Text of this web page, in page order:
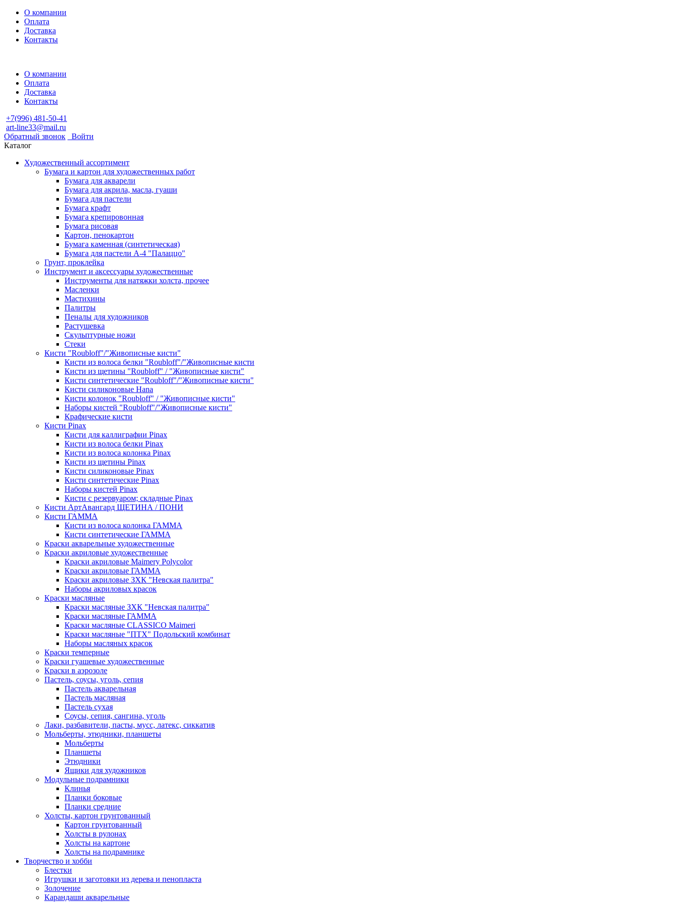
О компании
Оплата
Доставка
Контакты
О компании
Оплата
Доставка
Контакты
+7(996) 481-50-41
art-line33@mail.ru
Обратный звонок
Войти
Каталог
Художественный ассортимент
Бумага и картон для художественных работ
Бумага для акварели
Бумага для акрила, масла, гуаши
Бумага для пастели
Бумага крафт
Бумага крепировонная
Бумага рисовая
Картон, пенокартон
Бумага каменная (синтетическая)
Бумага для пастели А-4 "Палаццо"
Грунт, проклейка
Инструмент и аксессуары художественные
Инструменты для натяжки холста, прочее
Масленки
Мастихины
Палитры
Пеналы для художников
Растушевка
Скульптурные ножи
Стеки
Кисти "Roubloff"/"Живописные кисти"
Кисти из волоса белки "Roubloff"/"Живописные кисти
Кисти из щетины "Roubloff" / "Живописные кисти"
Кисти синтетические "Roubloff"/"Живописные кисти"
Кисти силиконовые Hana
Кисти колонок "Roubloff" / "Живописные кисти"
Наборы кистей "Roubloff"/"Живописные кисти"
Крафические кисти
Кисти Pinax
Кисти для каллиграфии Pinax
Кисти из волоса белки Pinax
Кисти из волоса колонка Pinax
Кисти из щетины Pinax
Кисти силиконовые Pinax
Кисти синтетические Pinax
Наборы кистей Pinax
Кисти с резервуаром; складные Pinax
Кисти АртАвангард ЩЕТИНА / ПОНИ
Кисти ГАММА
Кисти из волоса колонка ГАММА
Кисти синтетические ГАММА
Краски акварельные художественные
Краски акриловые художественные
Краски акриловые Maimery Polycolor
Краски акриловые ГАММА
Краски акриловые ЗХК "Невская палитра"
Наборы акриловых красок
Краски масляные
Краски масляные ЗХК "Невская палитра"
Краски масляные ГАММА
Краски масляные CLASSICO Maimeri
Краски масляные "ПТХ" Подольский комбинат
Наборы масляных красок
Краски темперные
Краски гуашевые художественные
Краски в аэрозоле
Пастель, соусы, уголь, сепия
Пастель акварельная
Пастель масляная
Пастель сухая
Соусы, сепия, сангина, уголь
Лаки, разбавители, пасты, мусс, латекс, сиккатив
Мольберты, этюдники, планшеты
Мольберты
Планшеты
Этюдники
Ящики для художников
Модульные подрамники
Клинья
Планки боковые
Планки средние
Холсты, картон грунтованный
Картон грунтованный
Холсты в рулонах
Холсты на картоне
Холсты на подрамнике
Творчество и хобби
Блестки
Игрушки и заготовки из дерева и пенопласта
Золочение
Карандаши акварельные